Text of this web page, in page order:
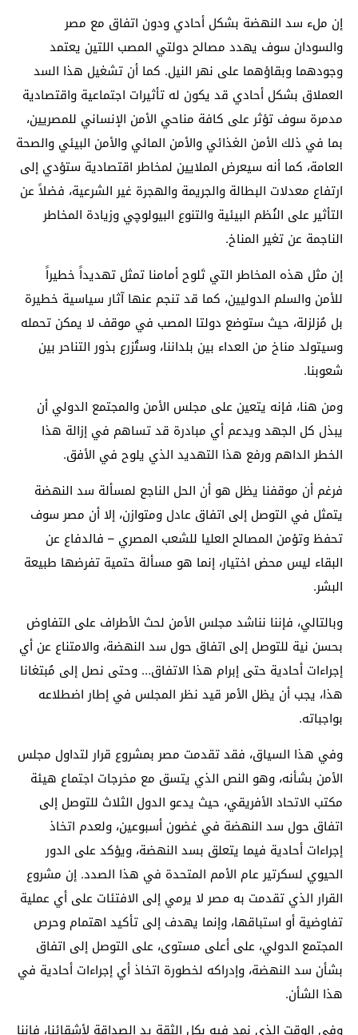
إن ملء سد النهضة بشكل أحادي ودون اتفاق مع مصر
والسودان سوف يهدد مصالح دولتي المصب اللتين يعتمد
وجودهما وبقاؤهما على نهر النيل. كما أن تشغيل هذا السد
العملاق بشكل أحادي قد يكون له تأثيرات اجتماعية واقتصادية
مدمرة سوف تؤثر على كافة مناحي الأمن الإنساني للمصريين،
بما في ذلك الأمن الغذائي والأمن المائي والأمن البيئي والصحة
العامة، كما أنه سيعرض الملايين لمخاطر اقتصادية ستؤدي إلى
ارتفاع معدلات البطالة والجريمة والهجرة غير الشرعية، فضلاً عن
التأثير على النُظم البيئية والتنوع البيولوچي وزيادة المخاطر
الناجمة عن تغير المناخ.
إن مثل هذه المخاطر التي تَلوح أمامنا تمثل تهديداً خطيراً
للأمن والسلم الدوليين، كما قد تنجم عنها آثار سياسية خطيرة
بل مُزلزلة، حيث ستوضع دولتا المصب في موقف لا يمكن تحمله
وسيتولد مناخ من العداء بين بلداننا، وستُزرع بذور التناحر بين
شعوبنا.
ومن هنا، فإنه يتعين على مجلس الأمن والمجتمع الدولي أن
يبذل كل الجهد ويدعم أي مبادرة قد تساهم في إزالة هذا
الخطر الداهم ورفع هذا التهديد الذي يلوح في الأفق.
فرغم أن موقفنا يظل هو أن الحل الناجع لمسألة سد النهضة
يتمثل في التوصل إلى اتفاق عادل ومتوازن، إلا أن مصر سوف
تحفظ وتؤمن المصالح العليا للشعب المصري – فالدفاع عن
البقاء ليس محض اختيار، إنما هو مسألة حتمية تفرضها طبيعة
البشر.
وبالتالي، فإننا نناشد مجلس الأمن لحث الأطراف على التفاوض
بحسن نية للتوصل إلى اتفاق حول سد النهضة، والامتناع عن أي
إجراءات أحادية حتى إبرام هذا الاتفاق… وحتى نصل إلى مُبتغانا
هذا، يجب أن يظل الأمر قيد نظر المجلس في إطار اضطلاعه
بواجباته.
وفي هذا السياق، فقد تقدمت مصر بمشروع قرار لتداول مجلس
الأمن بشأنه، وهو النص الذي يتسق مع مخرجات اجتماع هيئة
مكتب الاتحاد الأفريقي، حيث يدعو الدول الثلاث للتوصل إلى
اتفاق حول سد النهضة في غضون أسبوعين، ولعدم اتخاذ
إجراءات أحادية فيما يتعلق بسد النهضة، ويؤكد على الدور
الحيوي لسكرتير عام الأمم المتحدة في هذا الصدد. إن مشروع
القرار الذي تقدمت به مصر لا يرمي إلى الافتئات على أي عملية
تفاوضية أو استباقها، وإنما يهدف إلى تأكيد اهتمام وحرص
المجتمع الدولي، على أعلى مستوى، على التوصل إلى اتفاق
بشأن سد النهضة، وإدراكه لخطورة اتخاذ أي إجراءات أحادية في
هذا الشأن.
وفي الوقت الذي نمد فيه بكل الثقة يد الصداقة لأشقائنا، فإننا